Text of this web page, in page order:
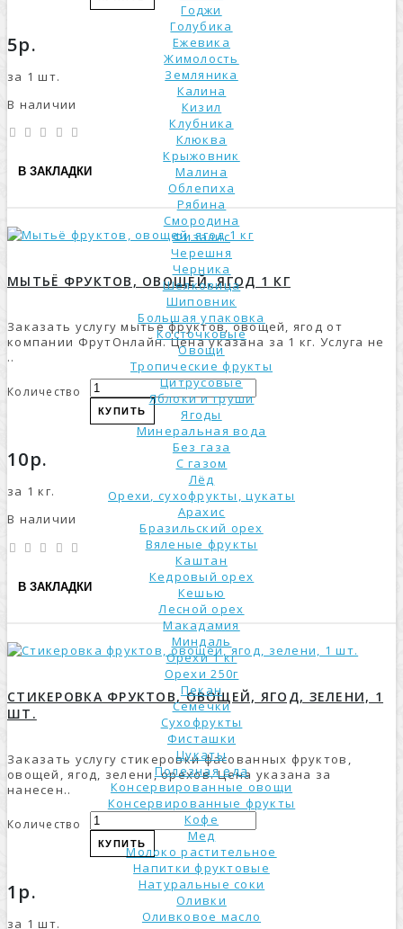
Годжи
Голубика
Ежевика
Жимолость
Земляника
Калина
Кизил
Клубника
Клюква
Крыжовник
Малина
Облепиха
Рябина
Смородина
Физалис
Черешня
Черника
Шелковица
Шиповник
Большая упаковка
Косточковые
Овощи
Тропические фрукты
Цитрусовые
Яблоки и груши
Ягоды
Минеральная вода
Без газа
С газом
Лёд
Орехи, сухофрукты, цукаты
Арахис
Бразильский орех
Вяленые фрукты
Каштан
Кедровый орех
Кешью
Лесной орех
Макадамия
Миндаль
Орехи 1 кг
Орехи 250г
Пекан
Семечки
Сухофрукты
Фисташки
Цукаты
Полезная еда
Консервированные овощи
Консервированные фрукты
Кофе
Мед
Молоко растительное
Напитки фруктовые
Натуральные соки
Оливки
Оливковое масло
5р.
за 1 шт.
В наличии
В ЗАКЛАДКИ
МЫТЬЁ ФРУКТОВ, ОВОЩЕЙ, ЯГОД 1 КГ
Заказать услугу мытье фруктов, овощей, ягод от
компании ФрутОнлайн. Цена указана за 1 кг. Услуга не
..
Количество
КУПИТЬ
10р.
за 1 кг.
В наличии
В ЗАКЛАДКИ
СТИКЕРОВКА ФРУКТОВ, ОВОЩЕЙ, ЯГОД, ЗЕЛЕНИ, 1
ШТ.
Заказать услугу стикеровки фасованных фруктов,
овощей, ягод, зелени, орехов. Цена указана за
нанесен..
Количество
КУПИТЬ
1р.
за 1 шт.